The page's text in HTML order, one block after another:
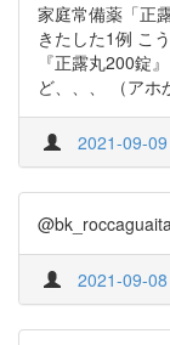
家庭常備薬「正
きたした1例 こ
『正露丸200錠
ど、、、 （ア
2021-09-
2021-09-